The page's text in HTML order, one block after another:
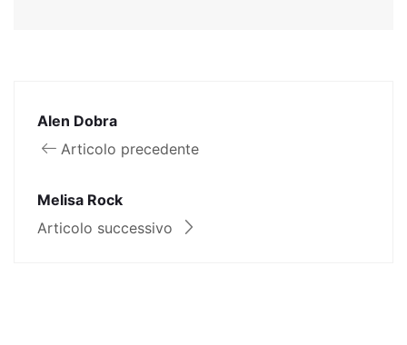
Alen Dobra
Articolo precedente
Melisa Rock
Articolo successivo